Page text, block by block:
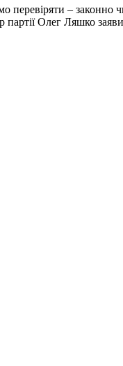
перевіряти – законно
партії Олег Ляшко